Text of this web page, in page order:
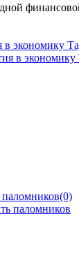
экономику
(0)